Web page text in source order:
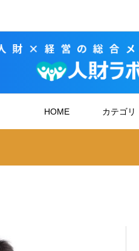
HOME カテゴリ